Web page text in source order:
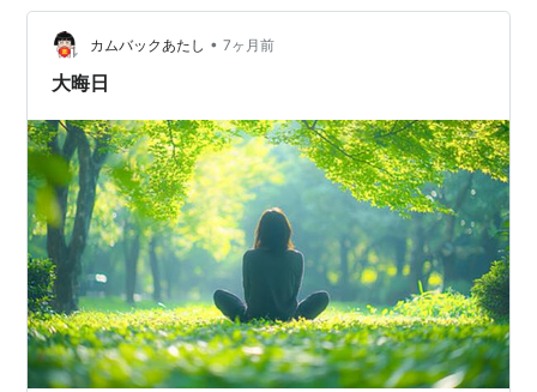
閉店。 駅ビル内で、買い物が出来たのに・・・ 好きなお
店が、どんどん無くなっていく。寂しい限りです。 追
伸・・・昨日、保険会社から「自動車保険金請求書」の
カムバックあたし • 7ヶ月前
大晦日